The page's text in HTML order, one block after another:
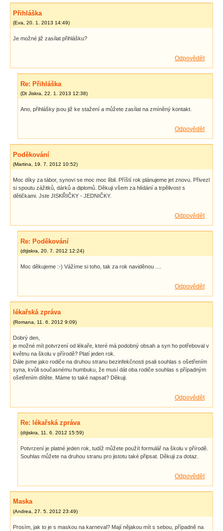
Přihláška
(Eva 20. 1. 2013 14:49)
Je možné již zasílat přihlášku?
Odpovědět
Re: Přihláška
(Dt Jiskra, 22. 1. 2013 12:38)
Ano, přihlášky jsou již ke stažení a můžete zasílat na zmíněný kontakt.
Odpovědět
Poděkování
(Martina, 19. 7. 2012 10:52)
Moc díky za tábor, synovi se moc moc líbil. Příští rok plánujeme jet znovu. Přivezl
si spoutu zážitků, dárků a diplomů. Děkuji všem za hlídání a trpělivost s
dětičkami. Jste JISKŘIČKY - JEDNIČKY.
Odpovědět
Re: Poděkování
(dtjiskra, 20. 7. 2012 12:24)
Moc děkujeme :-) Vážíme si toho, tak za rok naviděnou ....
Odpovědět
lékařská zpráva
(Romana 11. 6. 2012 9:09)
Dobrý den,
je možné mít potvrzení od lékaře, které má podobný obsah a syn ho potřeboval v
květnu na školu v přírodě? Platí jeden rok.
Dále jsme jako rodiče na druhou stranu bezinfekčnosti psali souhlas s ošetřením
syna, kvůli současnému humbuku, že musí dát oba rodiče souhlas s případným
ošetřením dítěte. Máme to také napsat? Děkuji.
Odpovědět
Re: lékařská zpráva
(dtjiskra 11. 6. 2012 15:59)
Potvrzení je platné jeden rok, tudíž můžete použít formulář na školu v přírodě.
Souhlas můžete na druhou stranu pro jistotu také připsat. Děkuji za dotaz.
Odpovědět
Maska
(Andrea 27. 5. 2012 23:49)
Prosím, jak to je s maskou na karneval? Mají nějakou mít s sebou, případně na